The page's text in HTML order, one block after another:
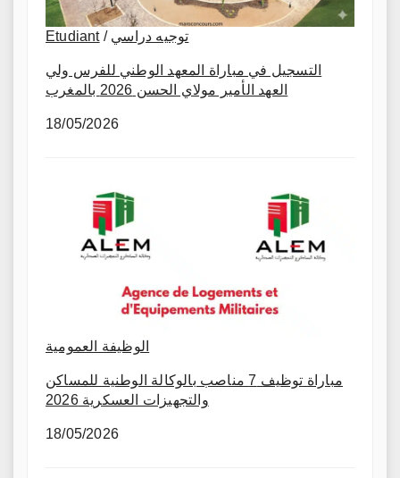
Etudiant/ توجيه دراسي
التسجيل في مباراة المعهد الوطني للفرس ولي
العهد الأمير مولاي الحسن 2026 بالمغرب
18/05/2026
الوظيفة العمومية
مباراة توظيف 7 مناصب بالوكالة الوطنية للمساكن
والتجهيزات العسكرية 2026
18/05/2026